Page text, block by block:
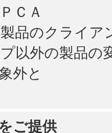
ＣＡ
品のクライア
以外の製品の
外と
ご提供